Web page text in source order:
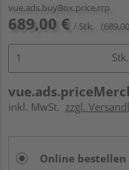
vue.ads.buyBox.price.rrp
689,00 € / Stk.
Stk.
inkl. MwSt. zzgl.
Online bestellen